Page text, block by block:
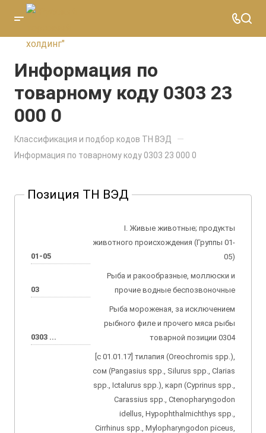
Информация по
товарному коду 0303 23
000 0
Классификация и подбор кодов ТН ВЭД —
Информация по товарному коду 0303 23 000 0
Позиция ТН ВЭД
01-05
I. Живые животные; продукты
животного происхождения (Группы 01-
05)
03
Рыба и ракообразные, моллюски и
прочие водные беспозвоночные
0303 ...
Рыба мороженая, за исключением
рыбного филе и прочего мяса рыбы
товарной позиции 0304
[с 01.01.17] тилапия (Oreochromis spp.),
сом (Pangasius spp., Silurus spp., Clarias
spp., Ictalurus spp.), карп (Cyprinus spp.,
Carassius spp., Ctenopharyngodon
idellus, Hypophthalmichthys spp.,
Cirrhinus spp., Mylopharyngodon piceus,